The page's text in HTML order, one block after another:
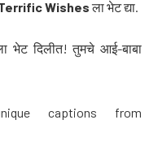
Wishesला भेट द्या.
भेट दिलीत! तुमचे आई-बाबा
captions from